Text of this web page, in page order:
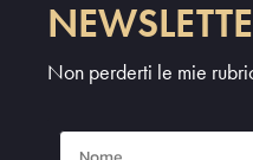
Non perderti le mie
Nome